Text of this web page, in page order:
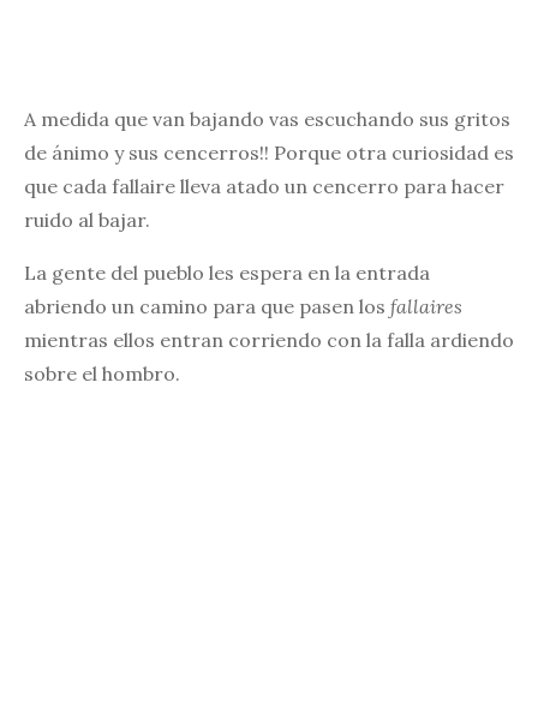
A medida que van bajando vas escuchando sus gritos
de ánimo y sus cencerros!! Porque otra curiosidad es
que cada fallaire lleva atado un cencerro para hacer
ruido al bajar.
La gente del pueblo les espera en la entrada
abriendo un camino para que pasen los fallaires
mientras ellos entran corriendo con la falla ardiendo
sobre el hombro.